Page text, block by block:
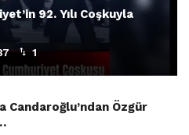
92. Yılı Coşkuyla
1
Candaroğlu’ndan Özgür